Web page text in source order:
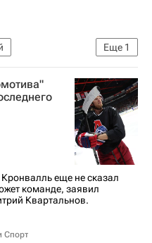
Еще 1
еще не сказал
команде, заявил
Квартальнов.
Спорт